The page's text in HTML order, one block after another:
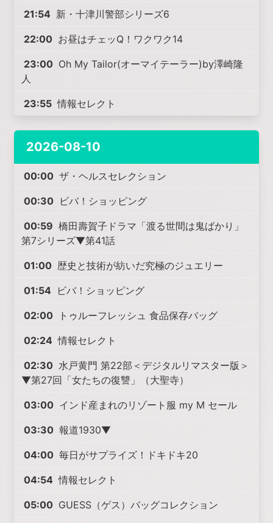
21:54 新・十津川警部シリーズ6
22:00 お昼はチェッQ！ワクワク14
23:00 Oh My Tailor(オーマイテーラー)by澤崎隆
人
23:55 情報セレクト
2026-08-10
00:00 ザ・ヘルスセレクション
00:30 ビバ！ショッピング
00:59 橋田壽賀子ドラマ「渡る世間は鬼ばかり」
第7シリーズ▼第41話
01:00 歴史と技術が紡いだ究極のジュエリー
01:54 ビバ！ショッピング
02:00 トゥルーフレッシュ 食品保存バッグ
02:24 情報セレクト
02:30 水戸黄門 第22部＜デジタルリマスター版＞
▼第27回「女たちの復讐」（大聖寺）
03:00 インド産まれのリゾート服 my M セール
03:30 報道1930▼
04:00 毎日がサプライズ！ドキドキ20
04:54 情報セレクト
05:00 GUESS（ゲス）バッグコレクション